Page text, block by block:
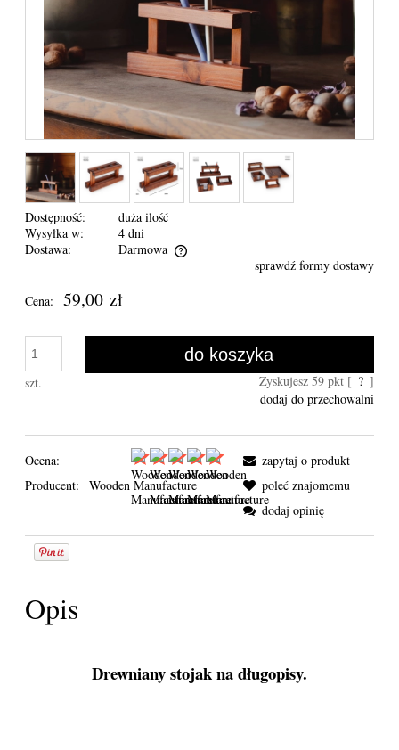
Dostępność:
duża ilość
Wysyłka w:
4 dni
Dostawa:
Darmowa
Cena nie zawiera ewentualnych kosztów płatnościsprawdź formy dostawy
Cena: 59,00 zł
szt.
do koszyka
Zyskujesz 59pkt [ ? ]
dodaj do przechowalni
Ocena:
Producent:
Wooden Manufacture
zapytaj o produkt
poleć znajomemu
dodaj opinię
Opis
Drewniany stojak na długopisy.